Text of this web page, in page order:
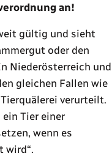
an!
gültig und sieht
oder den
Niederösterreich und
gleichen Fallen wie
verurteilt.
Tier einer
wenn es
wird“.